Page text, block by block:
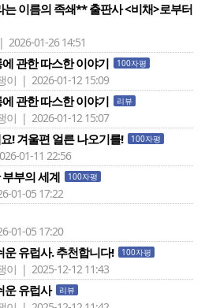
는 이름의 족쇄** 출판사 <비채>로부터
01-26 14:51
관한 따스한 이야기 100자평
이 | 2026-01-12 15:09
관한 따스한 이야기 리뷰
이 | 2026-01-12 15:07
! 겨울편 얼른 나오기를! 100자평
01-11 22:56
부의 세계 100자평
01-05 17:22
01-05 17:20
유럽사. 추천합니다! 100자평
이 | 2025-12-12 11:43
운 유럽사 리뷰